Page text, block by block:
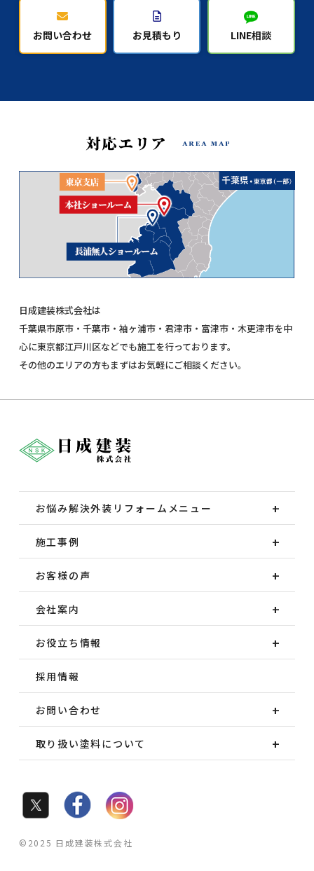
お問い合わせ お見積もり LINE相談
日成建装株式会社は
千葉県市原市・千葉市・袖ヶ浦市・君津市・富津市・木更津市を中
心に東京都江戸川区などでも施工を行っております。
その他のエリアの方もまずはお気軽にご相談ください。
お悩み解決外装 リフォームメニュー
施工事例
お客様の声
会社案内
お役立ち情報
採用情報
お問い合わせ
取り扱い塗料について
©2025 日成建装株式会社